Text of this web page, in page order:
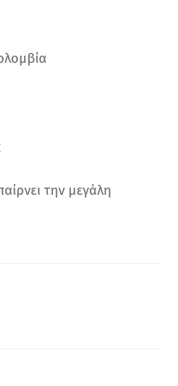
την μεγάλη